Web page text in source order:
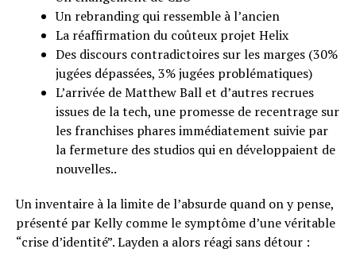
Un rebranding qui ressemble à l’ancien
La réaffirmation du coûteux projet Helix
Des discours contradictoires sur les marges (30%
jugées dépassées, 3% jugées problématiques)
L’arrivée de Matthew Ball et d’autres recrues
issues de la tech, une promesse de recentrage sur
les franchises phares immédiatement suivie par
la fermeture des studios qui en développaient de
nouvelles..
Un inventaire à la limite de l’absurde quand on y pense,
présenté par Kelly comme le symptôme d’une véritable
“crise d’identité”. Layden a alors réagi sans détour :